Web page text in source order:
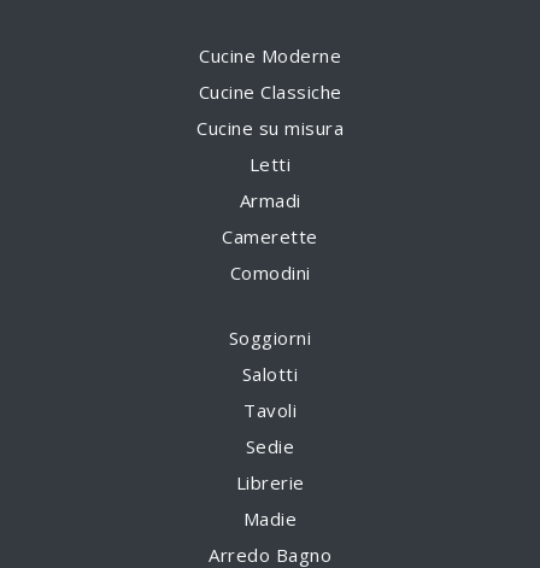
Cucine Moderne
Cucine Classiche
Cucine su misura
Letti
Armadi
Camerette
Comodini
Soggiorni
Salotti
Tavoli
Sedie
Librerie
Madie
Arredo Bagno